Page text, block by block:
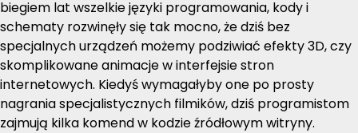
biegiem lat wszelkie języki programowania, kody i
schematy rozwinęły się tak mocno, że dziś bez
specjalnych urządzeń możemy podziwiać efekty 3D, czy
skomplikowane animacje w interfejsie stron
internetowych. Kiedyś wymagałyby one po prosty
nagrania specjalistycznych filmików, dziś programistom
zajmują kilka komend w kodzie źródłowym witryny.